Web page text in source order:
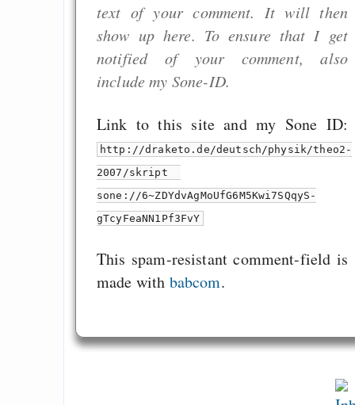
text of your comment. It will then
show up here. To ensure that I get
notified of your comment, also
include my Sone-ID.
Link to this site and my Sone ID:
http://draketo.de/deutsch/physik/theo2-
2007/skript
sone://6~ZDYdvAgMoUfG6M5Kwi7SQqyS-
gTcyFeaNN1Pf3FvY
This spam-resistant comment-field is
made with babcom.